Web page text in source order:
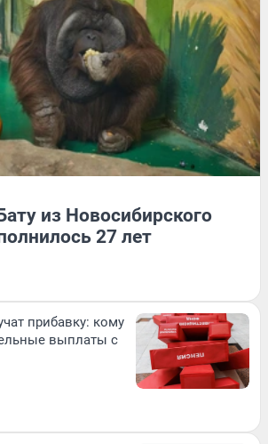
из Новосибирского
27 лет
прибавку: кому
выплаты с